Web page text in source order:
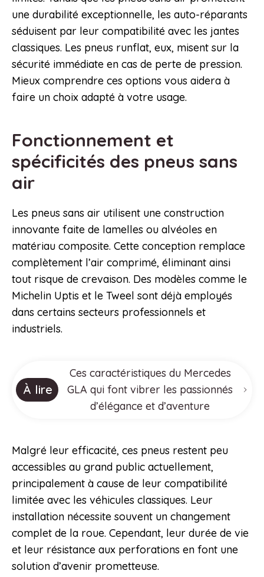
une durabilité exceptionnelle, les auto-réparants
séduisent par leur compatibilité avec les jantes
classiques. Les pneus runflat, eux, misent sur la
sécurité immédiate en cas de perte de pression.
Mieux comprendre ces options vous aidera à
faire un choix adapté à votre usage.
Fonctionnement et
spécificités des pneus sans
air
Les pneus sans air utilisent une construction
innovante faite de lamelles ou alvéoles en
matériau composite. Cette conception remplace
complètement l’air comprimé, éliminant ainsi
tout risque de crevaison. Des modèles comme le
Michelin Uptis et le Tweel sont déjà employés
dans certains secteurs professionnels et
industriels.
À lire
Ces caractéristiques du Mercedes
GLA qui font vibrer les passionnés
d’élégance et d’aventure
Malgré leur efficacité, ces pneus restent peu
accessibles au grand public actuellement,
principalement à cause de leur compatibilité
limitée avec les véhicules classiques. Leur
installation nécessite souvent un changement
complet de la roue. Cependant, leur durée de vie
et leur résistance aux perforations en font une
solution d’avenir prometteuse.